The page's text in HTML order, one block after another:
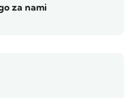
za nami